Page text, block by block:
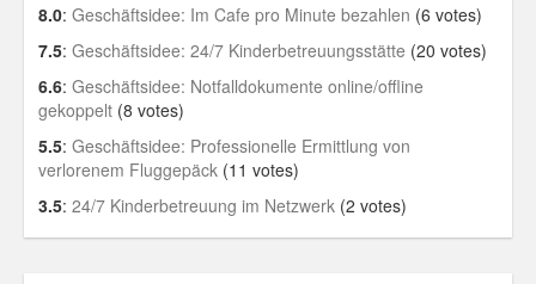
8.0: Geschäftsidee: Im Cafe pro Minute bezahlen (6 votes)
7.5: Geschäftsidee: 24/7 Kinderbetreuungsstätte (20 votes)
6.6: Geschäftsidee: Notfalldokumente online/offline
gekoppelt (8 votes)
5.5: Geschäftsidee: Professionelle Ermittlung von
verlorenem Fluggepäck (11 votes)
3.5: 24/7 Kinderbetreuung im Netzwerk (2 votes)